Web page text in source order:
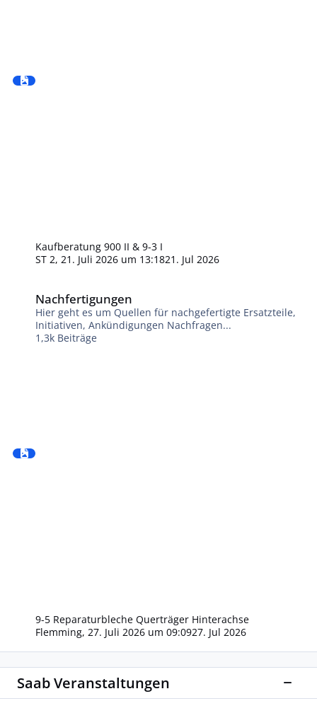
Kaufberatung 900 II & 9-3 I
ST 2, 21. Juli 2026 um 13:1821. Jul 2026
Nachfertigungen
Hier geht es um Quellen für nachgefertigte Ersatzteile,
Initiativen, Ankündigungen Nachfragen...
1,3k Beiträge
9-5 Reparaturbleche Querträger Hinterachse
Flemming, 27. Juli 2026 um 09:0927. Jul 2026
Saab Veranstaltungen
Diese